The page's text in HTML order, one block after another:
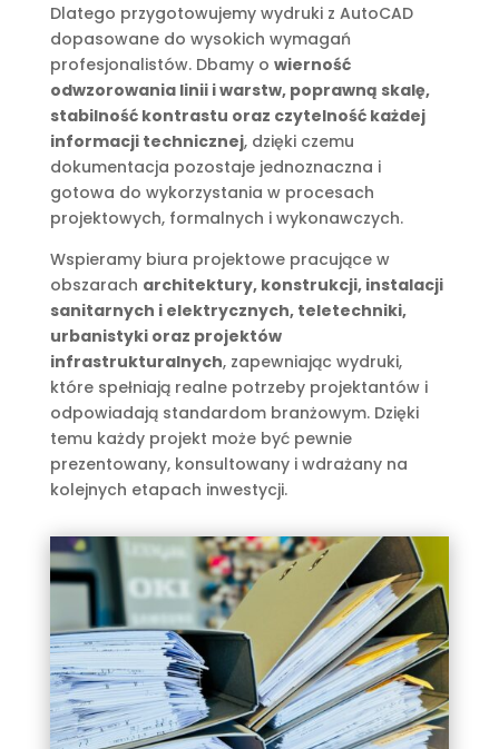
Dlatego przygotowujemy wydruki z AutoCAD
dopasowane do wysokich wymagań
profesjonalistów. Dbamy o wierność
odwzorowania linii i warstw, poprawną skalę,
stabilność kontrastu oraz czytelność każdej
informacji technicznej, dzięki czemu
dokumentacja pozostaje jednoznaczna i
gotowa do wykorzystania w procesach
projektowych, formalnych i wykonawczych.
Wspieramy biura projektowe pracujące w
obszarach architektury, konstrukcji, instalacji
sanitarnych i elektrycznych, teletechniki,
urbanistyki oraz projektów
infrastrukturalnych, zapewniając wydruki,
które spełniają realne potrzeby projektantów i
odpowiadają standardom branżowym. Dzięki
temu każdy projekt może być pewnie
prezentowany, konsultowany i wdrażany na
kolejnych etapach inwestycji.